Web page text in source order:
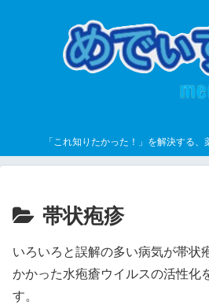
「これ知りたかった！」を解決する
帯状疱疹
いろいろと誤解の多い病気が帯状
かかった水疱瘡ウイルスの活性化
す。